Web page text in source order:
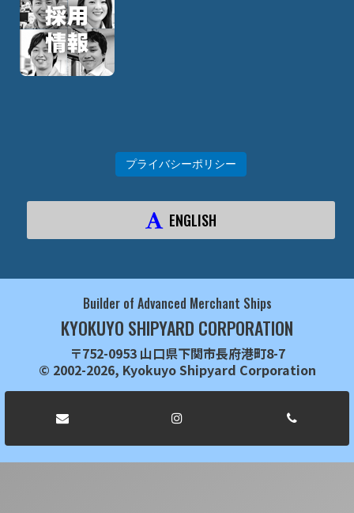
プライバシーポリシー
ENGLISH
Builder of Advanced Merchant Ships
KYOKUYO SHIPYARD CORPORATION
〒752-0953 山口県下関市長府港町8-7
© 2002-2026, Kyokuyo Shipyard Corporation